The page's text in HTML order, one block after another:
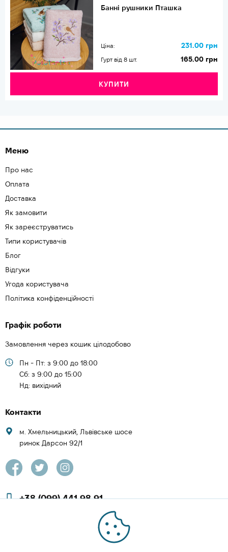
Банні рушники Пташка
Ціна: 231.00 грн
Гурт від 8 шт. 165.00 грн
КУПИТИ
Меню
Про нас
Оплата
Доставка
Як замовити
Як зареєструватись
Типи користувачів
Блог
Відгуки
Угода користувача
Політика конфіденційності
Графік роботи
Замовлення через кошик цілодобово
Пн - Пт: з 9:00 до 18:00
Cб: з 9:00 до 15:00
Нд: вихідний
Контакти
м. Хмельницький, Львівське шосе
ринок Дарсон 92/1
+38 (099) 441 98 91
+38 (097) 423 08 00
zachesa86@gmail.com